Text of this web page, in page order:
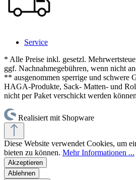
Service
* Alle Preise inkl. gesetzl.
ggf. Nachnahmegebühren, wenn nicht
** ausgenommen sperrige und schwere
HAGA-Produkte, Sack- Matten- und
nicht per Paket verschickt werden
Realisiert mit Shopware
Diese Website verwendet Cookies, um
bieten zu können. Mehr Informationen ...
Akzeptieren
Ablehnen